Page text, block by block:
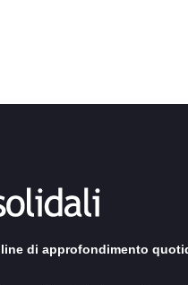
di approfondimento